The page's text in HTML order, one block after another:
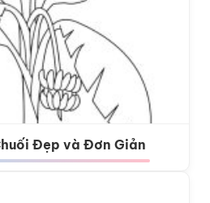
Đẹp và Đơn Giản